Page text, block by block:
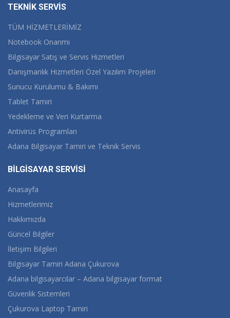
TEKNİK SERVİS
TÜM HİZMETLERİMİZ
Notebook Onarımı
Bilgisayar Satış ve Servis Hizmetleri
Danışmanlık Hizmetleri Özel Yazılım Projeleri
Sunucu Kurulumu & Bakımı
Tablet Tamiri
Yedekleme ve Veri Kurtarma
Antivirüs Programları
Adana Bilgisayar Tamiri ve Teknik Servis
BİLGİSAYAR SERVİSİ
Anasayfa
Hizmetlerimiz
Hakkımızda
Güncel Bilgiler
İletişim Bilgileri
Bilgisayar Tamiri Adana Çukurova
Adana bilgisayarcılar – Adana bilgisayar format
Güvenlik Sistemleri
Çukurova Laptop Tamiri